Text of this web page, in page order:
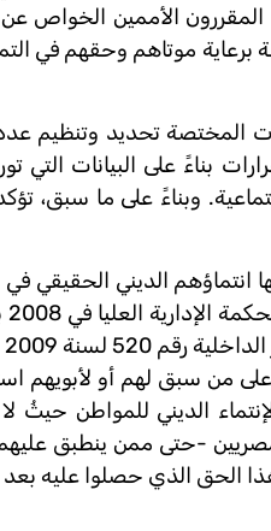
الأممين الخواص عن
برعاية موتاهم وحقهم في
المختصة تحديد وتنظيم عدد
بناءً على البيانات التي
وبناءً على ما سبق،
الديني الحقيقي في
من سبق لهم أو لأبويهم
الديني للمواطن حيثُ
-حتى ممن ينطبق
الحق الذي حصلوا عليه